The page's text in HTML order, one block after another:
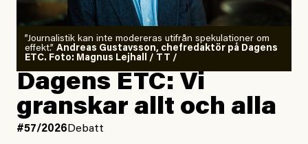
”Journalistik kan inte modereras utifrån spekulationer om
effekt.” Andreas Gustavsson, chefredaktör på Dagens
ETC. Foto: Magnus Lejhall / TT /
Dagens ETC: Vi
granskar allt och alla
#57/2026 Debatt